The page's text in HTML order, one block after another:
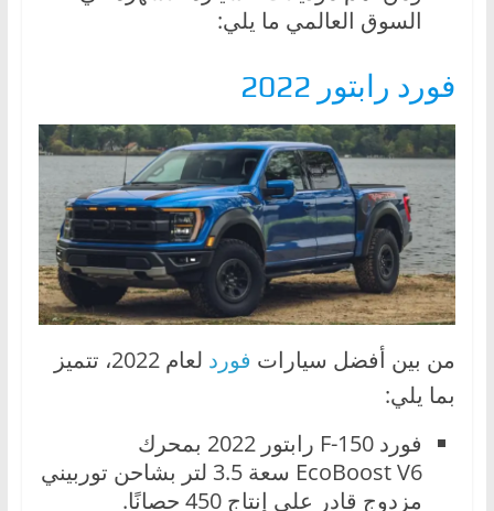
السوق العالمي ما يلي:
فورد رابتور 2022
من بين أفضل سيارات فورد
لعام 2022، تتميز
بما يلي:
فورد F-150 رابتور 2022 بمحرك
EcoBoost V6 سعة 3.5 لتر بشاحن توربيني
مزدوج قادر على إنتاج 450 حصانًا.